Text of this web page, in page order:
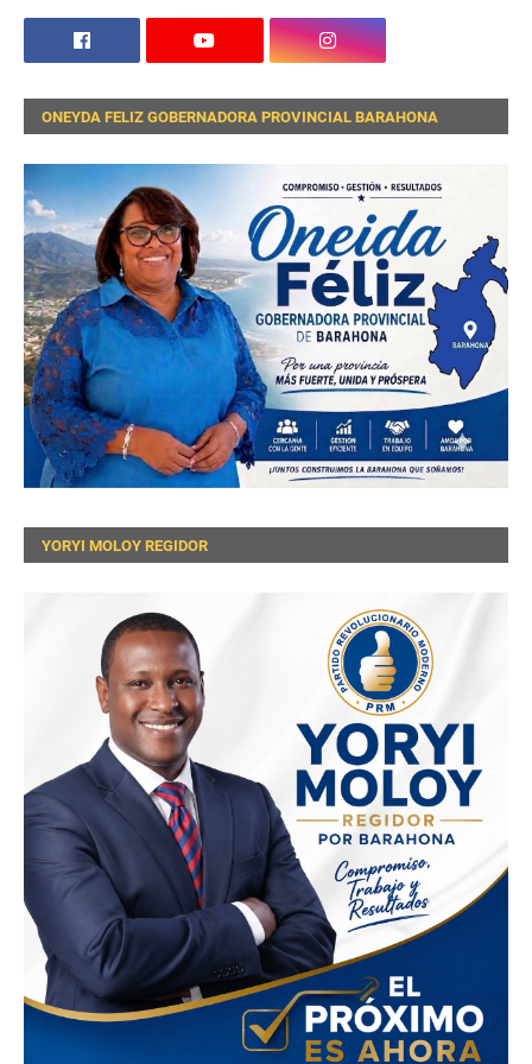
ONEYDA FELIZ GOBERNADORA PROVINCIAL BARAHONA
YORYI MOLOY REGIDOR